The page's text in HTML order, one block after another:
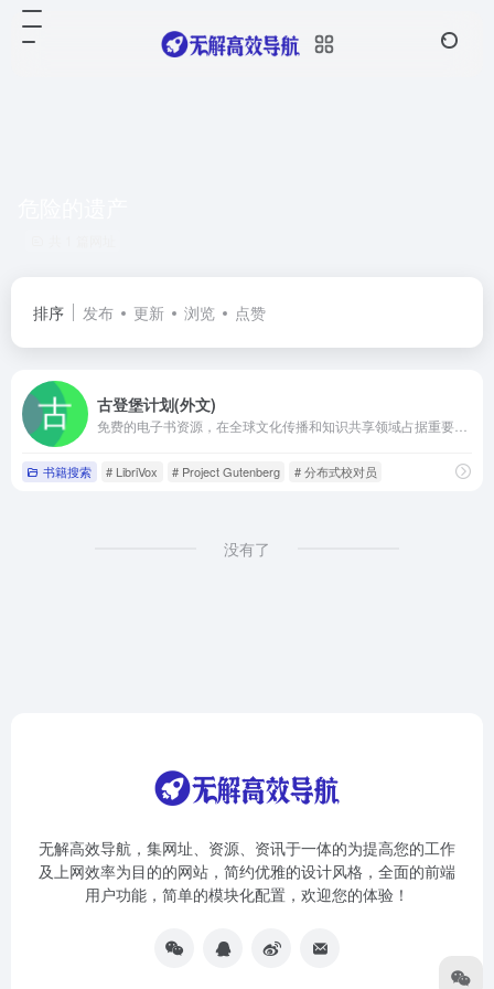
排序 发布 更新 浏览 点赞
古登堡计划(外文)
书籍搜索 # LibriVox # Project Gutenberg # 分布式校对员
没有了
无解高效导航，集网址、资源、资讯于一体的为提高您的工作
及上网效率为目的的网站，简约优雅的设计风格，全面的前端
用户功能，简单的模块化配置，欢迎您的体验！